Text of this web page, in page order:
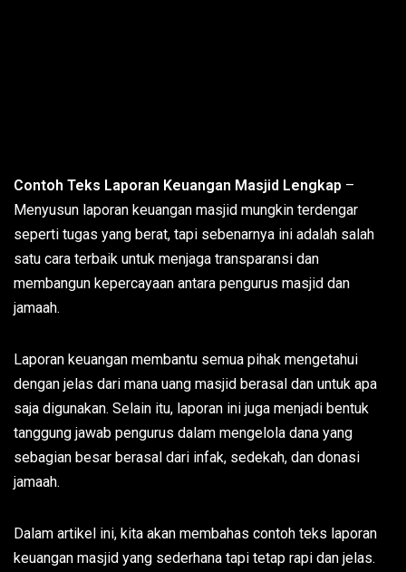
Contoh Teks Laporan Keuangan Masjid Lengkap –
Menyusun laporan keuangan masjid mungkin terdengar
seperti tugas yang berat, tapi sebenarnya ini adalah salah
satu cara terbaik untuk menjaga transparansi dan
membangun kepercayaan antara pengurus masjid dan
jamaah.
Laporan keuangan membantu semua pihak mengetahui
dengan jelas dari mana uang masjid berasal dan untuk apa
saja digunakan. Selain itu, laporan ini juga menjadi bentuk
tanggung jawab pengurus dalam mengelola dana yang
sebagian besar berasal dari infak, sedekah, dan donasi
jamaah.
Dalam artikel ini, kita akan membahas contoh teks laporan
keuangan masjid yang sederhana tapi tetap rapi dan jelas.